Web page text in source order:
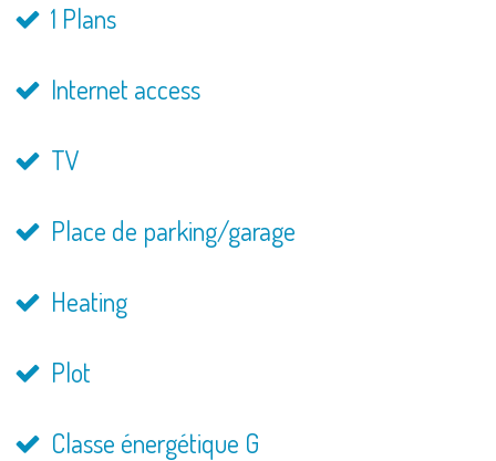
1 Plans
Internet access
TV
Place de parking/garage
Heating
Plot
Classe énergétique G